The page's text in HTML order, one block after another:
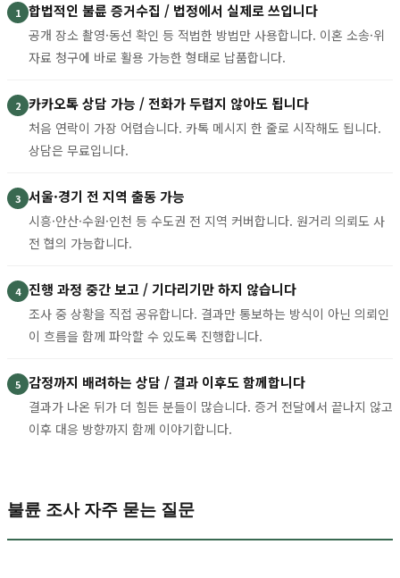
1 합법적인 불륜 증거수집 / 법정에서 실제로 쓰입니다
공개 장소 촬영·동선 확인 등 적법한 방법만 사용합니다. 이혼 소송·위
자료 청구에 바로 활용 가능한 형태로 납품합니다.
2 카카오톡 상담 가능 / 전화가 두렵지 않아도 됩니다
처음 연락이 가장 어렵습니다. 카톡 메시지 한 줄로 시작해도 됩니다.
상담은 무료입니다.
3 서울·경기 전 지역 출동 가능
시흥·안산·수원·인천 등 수도권 전 지역 커버합니다. 원거리 의뢰도 사
전 협의 가능합니다.
4 진행 과정 중간 보고 / 기다리기만 하지 않습니다
조사 중 상황을 직접 공유합니다. 결과만 통보하는 방식이 아닌 의뢰인
이 흐름을 함께 파악할 수 있도록 진행합니다.
5 감정까지 배려하는 상담 / 결과 이후도 함께합니다
결과가 나온 뒤가 더 힘든 분들이 많습니다. 증거 전달에서 끝나지 않고
이후 대응 방향까지 함께 이야기합니다.
불륜 조사 자주 묻는 질문